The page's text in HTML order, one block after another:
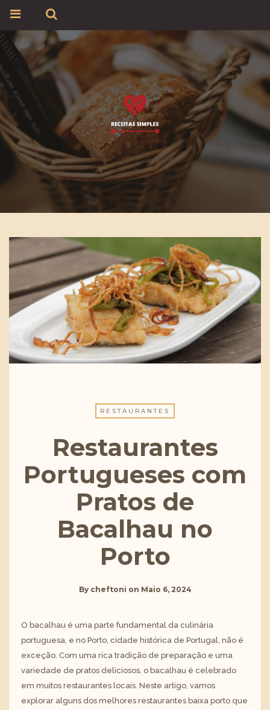
RESTAURANTES
Restaurantes
Portugueses com
Pratos de
Bacalhau no
Porto
By cheftoni on Maio 6, 2024
O bacalhau é uma parte fundamental da culinária
portuguesa, e no Porto, cidade histórica de Portugal, não é
exceção. Com uma rica tradição de preparação e uma
variedade de pratos deliciosos, o bacalhau é celebrado
em muitos restaurantes locais. Neste artigo, vamos
explorar alguns dos melhores restaurantes baixa porto que